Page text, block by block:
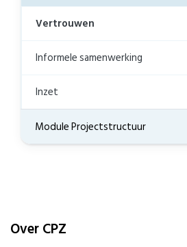
Vertrouwen
Informele samenwerking
Inzet
Module Projectstructuur
Over CPZ